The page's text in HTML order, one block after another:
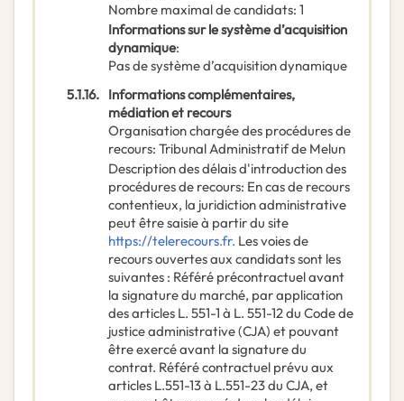
Nombre maximal de candidats: 1
Informations sur le système d’acquisition
dynamique:
Pas de système d’acquisition dynamique
5.1.16. Informations complémentaires,
médiation et recours
Organisation chargée des procédures de
recours: Tribunal Administratif de Melun
Description des délais d'introduction des
procédures de recours: En cas de recours
contentieux, la juridiction administrative
peut être saisie à partir du site
https://telerecours.fr. Les voies de
recours ouvertes aux candidats sont les
suivantes : Référé précontractuel avant
la signature du marché, par application
des articles L. 551-1 à L. 551-12 du Code de
justice administrative (CJA) et pouvant
être exercé avant la signature du
contrat. Référé contractuel prévu aux
articles L.551-13 à L.551-23 du CJA, et